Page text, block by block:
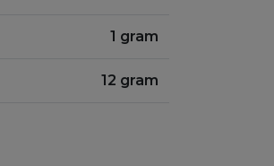
1 gram
12 gram